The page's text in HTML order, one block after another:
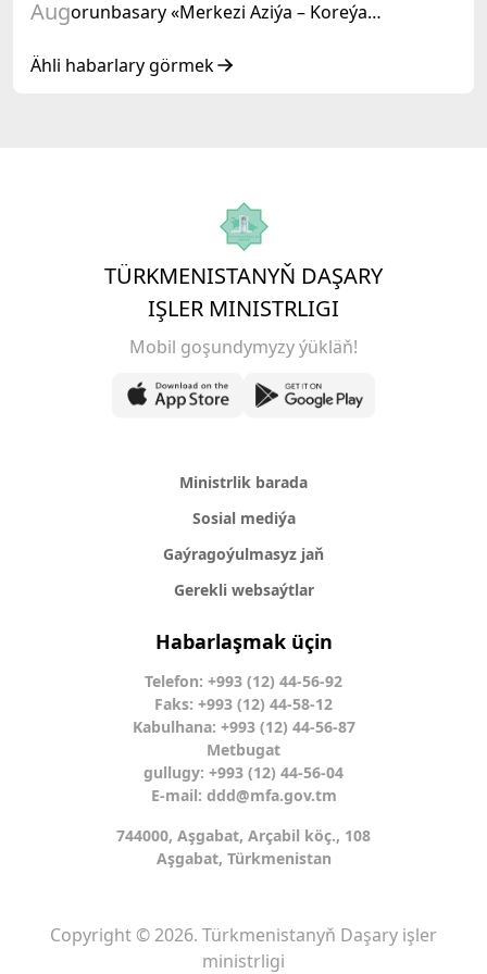
Augorunbasary «Merkezi Aziýa – Koreýa
ýokary derejeli wezipeli adamlarynyň mejlisine
Ähli habarlary görmek
TÜRKMENISTANYŇ DAŞARY
IŞLER MINISTRLIGI
Mobil goşundymyzy ýükläň!
Ministrlik barada
Sosial mediýa
Gaýragoýulmasyz jaň
Gerekli websaýtlar
Habarlaşmak üçin
Telefon: +993 (12) 44-56-92
Faks: +993 (12) 44-58-12
Kabulhana: +993 (12) 44-56-87
Metbugat
gullugy: +993 (12) 44-56-04
E-mail: ddd@mfa.gov.tm
744000, Aşgabat, Arçabil köç., 108
Aşgabat, Türkmenistan
Copyright © 2026. Türkmenistanyň Daşary işler
ministrligi